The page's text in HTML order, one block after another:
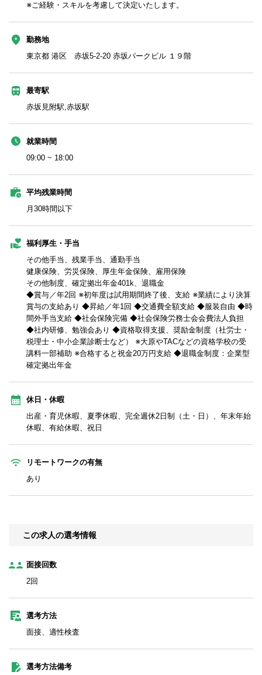
※ご経験・スキルを考慮して決定いたします。
勤務地
東京都 港区 赤坂5-2-20 赤坂パークビル １９階
最寄駅
赤坂見附駅,赤坂駅
就業時間
09:00 ~ 18:00
平均残業時間
月30時間以下
福利厚生・手当
その他手当、残業手当、通勤手当
健康保険、労災保険、厚生年金保険、雇用保険
その他制度、確定拠出年金401k、退職金
◆賞与／年2回 ※初年度は試用期間終了後、支給 ※業績により決算
賞与の支給あり ◆昇給／年1回 ◆交通費全額支給 ◆服装自由 ◆時
間外手当支給 ◆社会保険完備 ◆社会保険労務士会会費法人負担
◆社内研修、勉強会あり ◆資格取得支援、奨励金制度（社労士・
税理士・中小企業診断士など） ※大原やTACなどの資格学校の受
講料一部補助 ※合格すると祝金20万円支給 ◆退職金制度：企業型
確定拠出年金
休日・休暇
出産・育児休暇、夏季休暇、完全週休2日制（土・日）、年末年始
休暇、有給休暇、祝日
リモートワークの有無
あり
この求人の選考情報
面接回数
2回
選考方法
面接、適性検査
選考方法備考